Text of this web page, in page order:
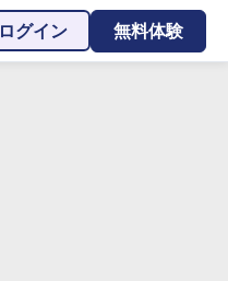
ログイン 無料体験